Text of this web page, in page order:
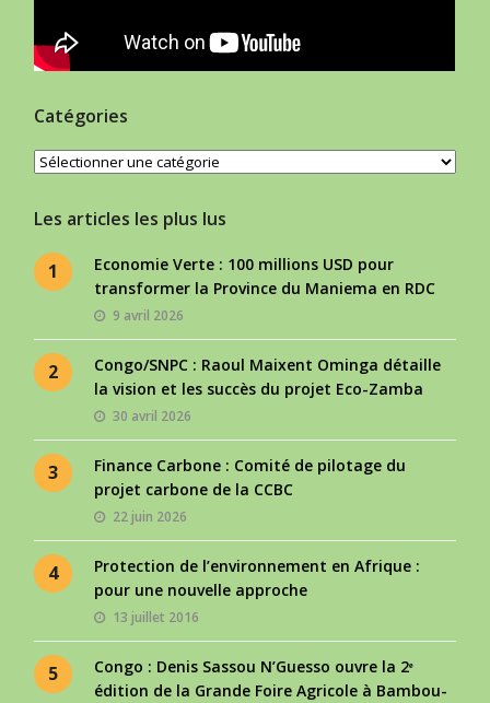
Catégories
Catégories
Les articles les plus lus
1
Economie Verte : 100 millions USD pour
transformer la Province du Maniema en RDC
9 avril 2026
2
Congo/SNPC : Raoul Maixent Ominga détaille
la vision et les succès du projet Eco-Zamba
30 avril 2026
3
Finance Carbone : Comité de pilotage du
projet carbone de la CCBC
22 juin 2026
4
Protection de l’environnement en Afrique :
pour une nouvelle approche
13 juillet 2016
5
Congo : Denis Sassou N’Guesso ouvre la 2ᵉ
édition de la Grande Foire Agricole à Bambou-